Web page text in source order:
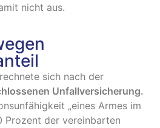
nicht aus.
sich nach der
Unfallversicherung.
„eines Armes im
Prozent der vereinbarten